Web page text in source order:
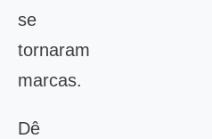
se
tornaram
marcas.
Dê